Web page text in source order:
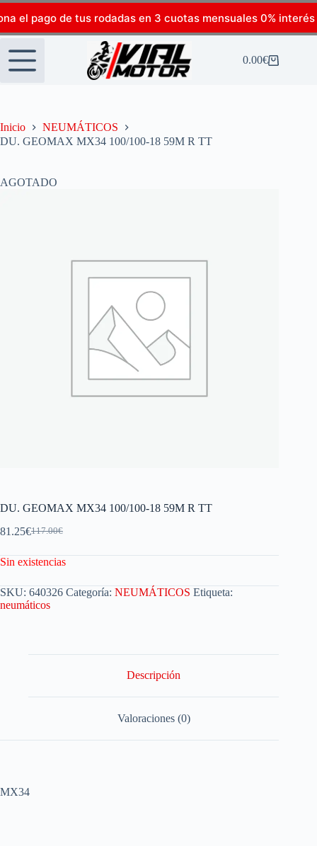
el pago de tus rodadas en 3 cuotas mensuales 0% interés
0.00€
Inicio
NEUMÁTICOS
DU. GEOMAX MX34 100/100-18 59M R TT
AGOTADO
DU. GEOMAX MX34 100/100-18 59M R TT
117.00€
81.25€
Sin existencias
SKU: 640326 Categoría: NEUMÁTICOS Etiqueta:
neumáticos
Descripción
Valoraciones (0)
MX34